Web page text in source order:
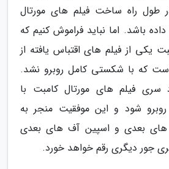
راه ساخت فیلم های مورتال
باشد. اما نباید فراموش کنیم که
کامبت یکی از فیلم های اقتباس یافته از
که با شکستی کامل روبرو نشد.
سری فیلم های مورتال کامبت با
شود و این موفقیت منجر به
بعدی و اسپین آف های بعدی
جور دیگری رقم خواهد خورد.